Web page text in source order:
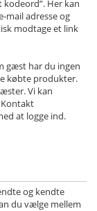
kodeord”. Her kan
mail adresse og
modtage et link
gæst har du ingen
købte produkter.
Vi kan
at logge ind.
og kendte
du vælge mellem